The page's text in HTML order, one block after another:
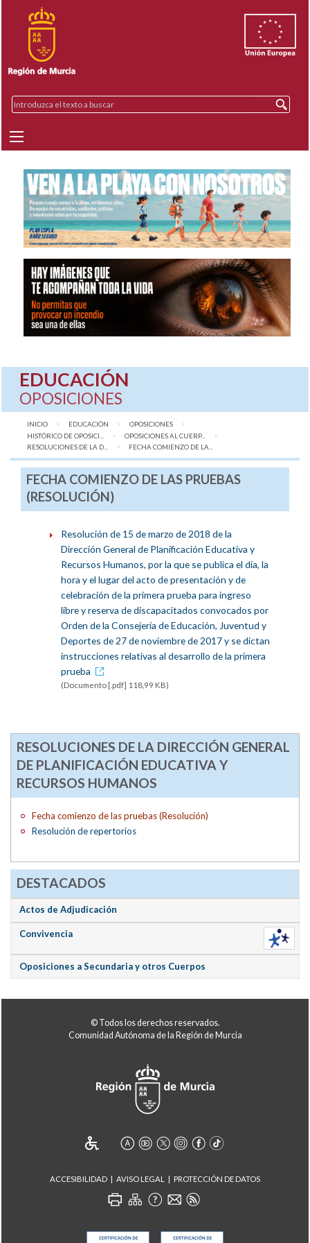
EDUCACIÓN
OPOSICIONES
INICIO EDUCACIÓN
OPOSICIONES
HISTÓRICO DE OPOSICI...
OPOSICIONES AL CUERP...
RESOLUCIONES DE LA D...
AQUÍ:
FECHA COMIENZO DE LA...
FECHA COMIENZO DE LAS PRUEBAS
(RESOLUCIÓN)
Resolución de 15 de marzo de 2018 de la
Dirección General de Planificación Educativa y
Recursos Humanos, por la que se publica el día, la
hora y el lugar del acto de presentación y de
celebración de la primera prueba para ingreso
libre y reserva de discapacitados convocados por
Orden de la Consejería de Educación, Juventud y
Deportes de 27 de noviembre de 2017 y se dictan
instrucciones relativas al desarrollo de la primera
prueba
(Documento [.pdf] 118,99 KB)
RESOLUCIONES DE LA DIRECCIÓN GENERAL
DE PLANIFICACIÓN EDUCATIVA Y
RECURSOS HUMANOS
Fecha comienzo de las pruebas (Resolución)
Resolución de repertorios
DESTACADOS
Actos de Adjudicación
Convivencia
Oposiciones a Secundaria y otros Cuerpos
© Todos los derechos reservados.
Comunidad Autónoma de la Región de Murcia
ACCESIBILIDAD AVISO LEGAL PROTECCIÓN DE DATOS